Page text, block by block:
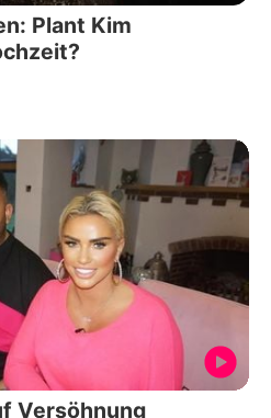
Plant Kim
Versöhnung